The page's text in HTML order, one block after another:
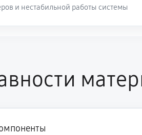
и нестабильной работы системы